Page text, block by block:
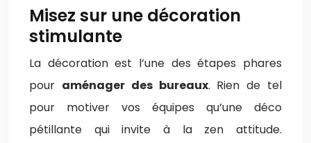
Misez sur une décoration
stimulante
La décoration est l’une des étapes phares
pour aménager des bureaux. Rien de tel
pour motiver vos équipes qu’une déco
pétillante qui invite à la zen attitude.